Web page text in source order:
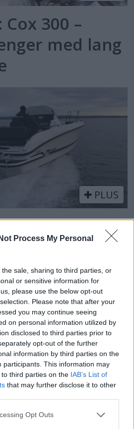
Process My Personal
sale, sharing to third parties, or
or sensitive information for
please use the below opt-out
Please note that after your
you may continue seeing
on personal information utilized by
disclosed to third parties prior to
opt-out of the further
information by third parties on the
participants. This information may
third parties on the IAB’s List of
that may further disclose it to other
Opt Outs
300 –
med lang
PLUS
BF200 –
båtene fikk
Testguiden i